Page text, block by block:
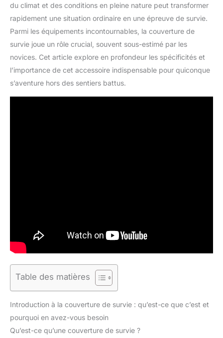
du climat et des conditions en pleine nature peut transformer
rapidement une situation ordinaire en une épreuve de survie.
Parmi les équipements incontournables, la couverture de
survie joue un rôle crucial, souvent sous-estimé par les
novices. Cet article explore en profondeur les spécificités et
l’importance de cet accessoire indispensable pour quiconque
s’aventure hors des sentiers battus.
Table des matières
Introduction à la couverture de survie : qu’est-ce que c’est et
pourquoi en avez-vous besoin
Qu’est-ce qu’une couverture de survie ?